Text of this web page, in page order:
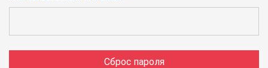
Сброс пароля